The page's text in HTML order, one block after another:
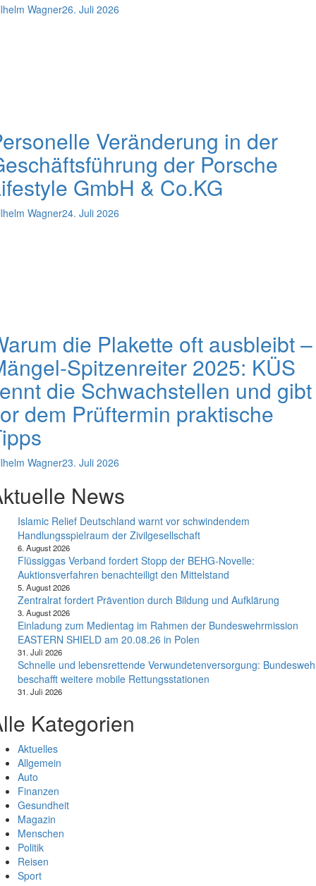
Wagner26. Juli 2026
Veränderung in der
der Porsche
GmbH & Co.KG
Wagner24. Juli 2026
die Plakette oft ausbleibt –
Spitzenreiter 2025: KÜS
die Schwachstellen und gibt
dem Prüftermin praktische
Wagner23. Juli 2026
News
Islamic Relief Deutschland warnt vor schwindendem
Handlungsspielraum der Zivilgesellschaft
6. August 2026
Flüssiggas Verband fordert Stopp der BEHG-Novelle:
Auktionsverfahren benachteiligt den Mittelstand
5. August 2026
Zentralrat fordert Prävention durch Bildung und Aufklärung
3. August 2026
Einladung zum Medientag im Rahmen der Bundeswehrmission
EASTERN SHIELD am 20.08.26 in Polen
31. Juli 2026
Schnelle und lebensrettende Verwundetenversorgung:
beschafft weitere mobile Rettungsstationen
31. Juli 2026
Kategorien
Aktuelles
Allgemein
Auto
Finanzen
Gesundheit
Magazin
Menschen
Politik
Reisen
Sport